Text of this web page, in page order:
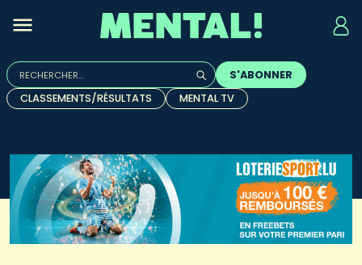
Rechercher :
Quand les résultats de l'auto-complétion sont
S'ABONNER
CLASSEMENTS/RÉSULTATS
MENTAL TV